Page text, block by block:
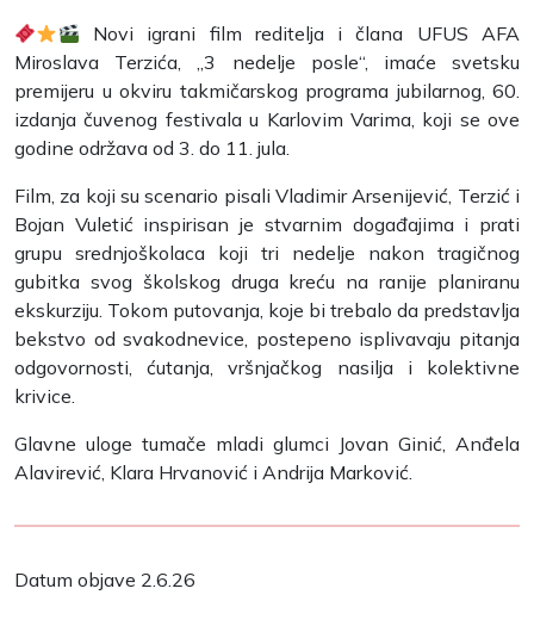
Novi igrani film reditelja i člana UFUS AFA
Miroslava Terzića, „3 nedelje posle“, imaće svetsku
premijeru u okviru takmičarskog programa jubilarnog, 60.
izdanja čuvenog festivala u Karlovim Varima, koji se ove
godine održava od 3. do 11. jula.
Film, za koji su scenario pisali Vladimir Arsenijević, Terzić i
Bojan Vuletić inspirisan je stvarnim događajima i prati
grupu srednjoškolaca koji tri nedelje nakon tragičnog
gubitka svog školskog druga kreću na ranije planiranu
ekskurziju. Tokom putovanja, koje bi trebalo da predstavlja
bekstvo od svakodnevice, postepeno isplivavaju pitanja
odgovornosti, ćutanja, vršnjačkog nasilja i kolektivne
krivice.
Glavne uloge tumače mladi glumci Jovan Ginić, Anđela
Alavirević, Klara Hrvanović i Andrija Marković.
Datum objave 2.6.26